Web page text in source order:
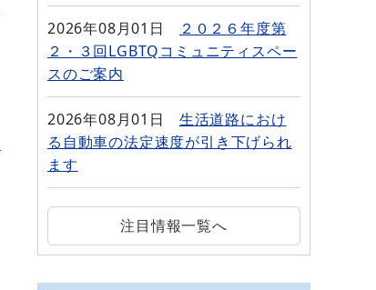
2026年08月01日
２０２６年度第
２・３回LGBTQコミュニティスペー
スのご案内
2026年08月01日
生活道路におけ
る自動車の法定速度が引き下げられ
ます
注目情報一覧へ